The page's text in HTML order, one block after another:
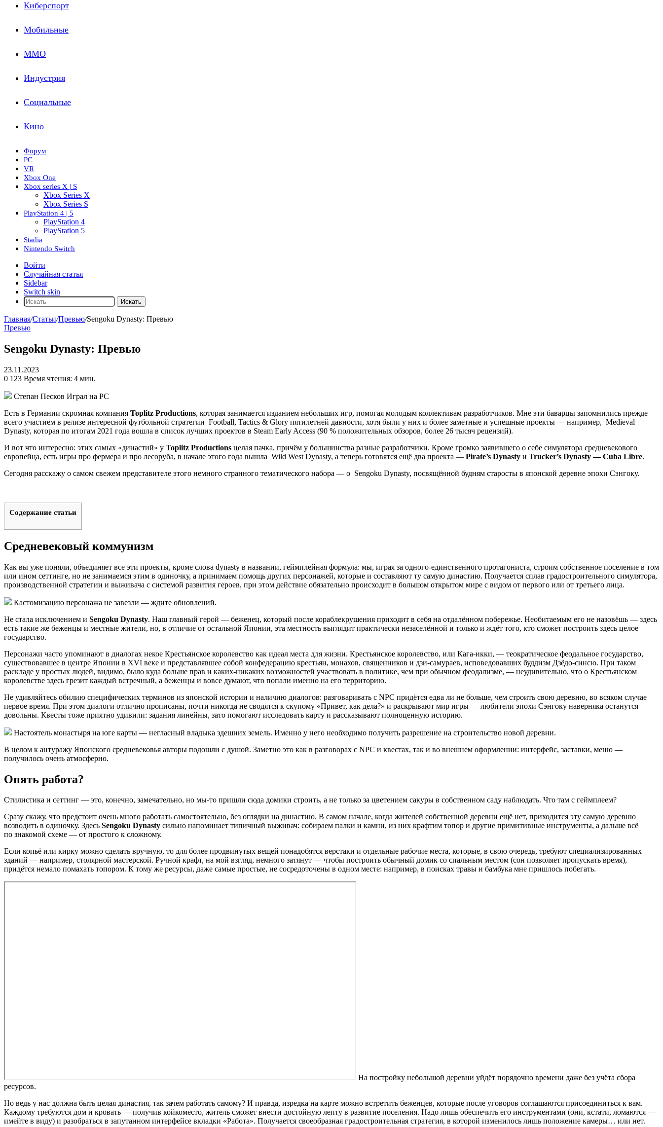
Киберспорт
Мобильные
ММО
Индустрия
Социальные
Кино
Форум
PC
VR
Xbox One
Xbox series X | S
Xbox Series X
Xbox Series S
PlayStation 4 | 5
PlayStation 4
PlayStation 5
Stadia
Nintendo Switch
Войти
Случайная статья
Sidebar
Switch skin
Искать
Главная/Статьи/Превью/Sengoku Dynasty: Превью
Превью
Sengoku Dynasty: Превью
23.11.2023
0 123 Время чтения: 4 мин.
Степан Песков Играл на PC
Есть в Германии скромная компания Toplitz Productions, которая занимается изданием небольших игр, помогая молодым коллективам разработчиков. Мне эти баварцы запомнились прежде
всего участием в релизе интересной футбольной стратегии Football, Tactics & Glory пятилетней давности, хотя были у них и более заметные и успешные проекты — например, Medieval
Dynasty, которая по итогам 2021 года вошла в список лучших проектов в Steam Early Access (90 % положительных обзоров, более 26 тысяч рецензий).
И вот что интересно: этих самых «династий» у Toplitz Productions целая пачка, причём у большинства разные разработчики. Кроме громко заявившего о себе симулятора средневекового
европейца, есть игры про фермера и про лесоруба, в начале этого года вышла Wild West Dynasty, а теперь готовятся ещё два проекта — Pirate’s Dynasty и Trucker’s Dynasty — Cuba Libre.
Сегодня расскажу о самом свежем представителе этого немного странного тематического набора — о Sengoku Dynasty, посвящённой будням старосты в японской деревне эпохи Сэнгоку.
Содержание статьи
Средневековый коммунизм
Как вы уже поняли, объединяет все эти проекты, кроме слова dynasty в названии, геймплейная формула: мы, играя за одного-единственного протагониста, строим собственное поселение в том
или ином сеттинге, но не занимаемся этим в одиночку, а принимаем помощь других персонажей, которые и составляют ту самую династию. Получается сплав градостроительного симулятора,
производственной стратегии и выживача с системой развития героев, при этом действие обязательно происходит в большом открытом мире с видом от первого или от третьего лица.
Кастомизацию персонажа не завезли — ждите обновлений.
Не стала исключением и Sengoku Dynasty. Наш главный герой — беженец, который после кораблекрушения приходит в себя на отдалённом побережье. Необитаемым его не назовёшь — здесь
есть такие же беженцы и местные жители, но, в отличие от остальной Японии, эта местность выглядит практически незаселённой и только и ждёт того, кто сможет построить здесь целое
государство.
Персонажи часто упоминают в диалогах некое Крестьянское королевство как идеал места для жизни. Крестьянское королевство, или Кага-икки, — теократическое феодальное государство,
существовавшее в центре Японии в XVI веке и представлявшее собой конфедерацию крестьян, монахов, священников и дзи-самураев, исповедовавших буддизм Дзёдо-синсю. При таком
раскладе у простых людей, видимо, было куда больше прав и каких-никаких возможностей участвовать в политике, чем при обычном феодализме, — неудивительно, что о Крестьянском
королевстве здесь грезит каждый встречный, а беженцы и вовсе думают, что попали именно на его территорию.
Не удивляйтесь обилию специфических терминов из японской истории и наличию диалогов: разговаривать с NPC придётся едва ли не больше, чем строить свою деревню, во всяком случае
первое время. При этом диалоги отлично прописаны, почти никогда не сводятся к скупому «Привет, как дела?» и раскрывают мир игры — любители эпохи Сэнгоку наверняка останутся
довольны. Квесты тоже приятно удивили: задания линейны, зато помогают исследовать карту и рассказывают полноценную историю.
Настоятель монастыря на юге карты — негласный владыка здешних земель. Именно у него необходимо получить разрешение на строительство новой деревни.
В целом к антуражу Японского средневековья авторы подошли с душой. Заметно это как в разговорах с NPC и квестах, так и во внешнем оформлении: интерфейс, заставки, меню —
получилось очень атмосферно.
Опять работа?
Стилистика и сеттинг — это, конечно, замечательно, но мы-то пришли сюда домики строить, а не только за цветением сакуры в собственном саду наблюдать. Что там с геймплеем?
Сразу скажу, что предстоит очень много работать самостоятельно, без оглядки на династию. В самом начале, когда жителей собственной деревни ещё нет, приходится эту самую деревню
возводить в одиночку. Здесь Sengoku Dynasty сильно напоминает типичный выживач: собираем палки и камни, из них крафтим топор и другие примитивные инструменты, а дальше всё
по знакомой схеме — от простого к сложному.
Если копьё или кирку можно сделать вручную, то для более продвинутых вещей понадобятся верстаки и отдельные рабочие места, которые, в свою очередь, требуют специализированных
зданий — например, столярной мастерской. Ручной крафт, на мой взгляд, немного затянут — чтобы построить обычный домик со спальным местом (сон позволяет пропускать время),
придётся немало помахать топором. К тому же ресурсы, даже самые простые, не сосредоточены в одном месте: например, в поисках травы и бамбука мне пришлось побегать.
На постройку небольшой деревни уйдёт порядочно времени даже без учёта сбора
ресурсов.
Но ведь у нас должна быть целая династия, так зачем работать самому? И правда, изредка на карте можно встретить беженцев, которые после уговоров соглашаются присоединиться к вам.
Каждому требуются дом и кровать — получив койкоместо, житель сможет внести достойную лепту в развитие поселения. Надо лишь обеспечить его инструментами (они, кстати, ломаются —
имейте в виду) и разобраться в запутанном интерфейсе вкладки «Работа». Получается своеобразная градостроительная стратегия, в которой изменилось лишь положение камеры… или нет.